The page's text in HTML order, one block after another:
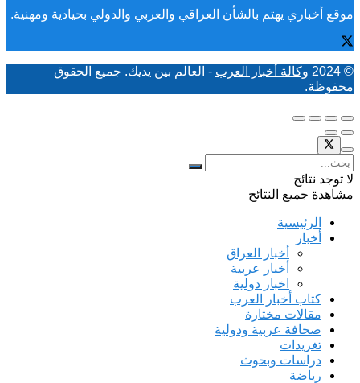
موقع أخباري يهتم بالشأن العراقي والعربي والدولي بحيادية ومهنية.
© 2024 وكالة أخبار العرب - العالم بين يديك. جميع الحقوق
محفوظة.
لا توجد نتائج
مشاهدة جميع النتائح
الرئيسية
أخبار
أخبار العراق
أخبار عربية
اخبار دولية
كتاب أخبار العرب
مقالات مختارة
صحافة عربية ودولية
تغريدات
دراسات وبحوث
رياضة